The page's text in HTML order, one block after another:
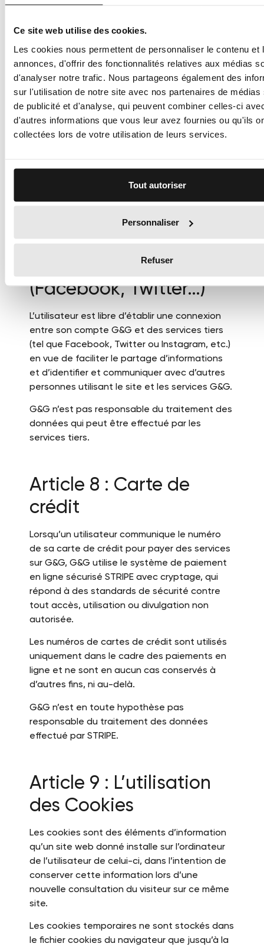
Ce site web utilise des cookies.
Les cookies nous permettent de personnaliser le contenu et
annonces, d'offrir des fonctionnalités relatives aux médias
d'analyser notre trafic. Nous partageons également des
sur l'utilisation de notre site avec nos partenaires de médias
de publicité et d'analyse, qui peuvent combiner celles-ci
d'autres informations que vous leur avez fournies ou qu'ils
collectées lors de votre utilisation de leurs services.
Tout autoriser
Personnaliser
Refuser
compte par exemple, ou à sa désinscription à
La durée de conservation des données par
G&G n’excède en aucun cas la durée
nécessaire aux finalités visées à l’Article 4 des
présentes.
Toute demande devra être adressée par e-
mail au responsable du traitement visé à
l’Article 3 des présentes, à l’adresse
Article 7 : Utilisation
des données à
caractère personnel
par des Services tiers
(Facebook, Twitter…)
L’utilisateur est libre d’établir une connexion
entre son compte G&G et des services tiers
(tel que Facebook, Twitter ou Instagram, etc.)
en vue de faciliter le partage d’informations
et d’identifier et communiquer avec d’autres
personnes utilisant le site et les services G&G.
G&G n’est pas responsable du traitement des
données qui peut être effectué par les
services tiers.
Article 8 : Carte de
crédit
Lorsqu’un utilisateur communique le numéro
de sa carte de crédit pour payer des services
sur G&G, G&G utilise le système de paiement
en ligne sécurisé STRIPE avec cryptage, qui
répond à des standards de sécurité contre
tout accès, utilisation ou divulgation non
autorisée.
Les numéros de cartes de crédit sont utilisés
uniquement dans le cadre des paiements en
ligne et ne sont en aucun cas conservés à
d’autres fins, ni au-delà.
G&G n’est en toute hypothèse pas
responsable du traitement des données
effectué par STRIPE.
Article 9 : L’utilisation
des Cookies
Les cookies sont des éléments d’information
qu’un site web donné installe sur l’ordinateur
de l’utilisateur de celui-ci, dans l’intention de
conserver cette information lors d’une
nouvelle consultation du visiteur sur ce même
site.
Les cookies temporaires ne sont stockés dans
le fichier cookies du navigateur que jusqu’à la